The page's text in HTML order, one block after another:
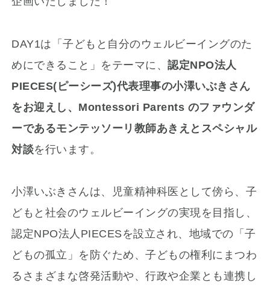
DAY1は「子どもと自分のウェルビーイングのた
めにできること」をテーマに、認定NPO法人
PIECES(ピーシーズ)代表理事の小澤いぶきさん
をお迎えし、Montessori Parents のファウンダ
ーであるモンテッソーリ教師あきえとスペシャル
対談を行います。
小澤いぶきさんは、児童精神科医として傍ら、子
どもと社会のウェルビーイングの実現を目指し、
認定NPO法人PIECESを設立され、地域での「子
どもの孤立」を防ぐため、子どもの権利にまつわ
るさまざまな啓発活動や、行政や企業とも連携し